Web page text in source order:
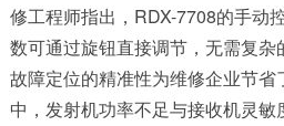
修工程师指出，RDX-7708的手动
数可通过旋钮直接调节，无需复杂
故障定位的精准性为维修企业节
中，发射机功率不足与接收机灵